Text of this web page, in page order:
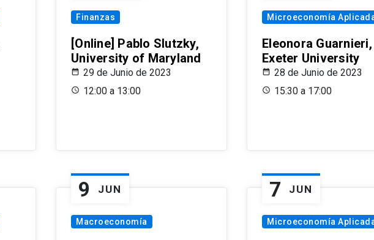
Finanzas
[Online] Pablo Slutzky,
University of Maryland
29 de Junio de 2023
12:00 a 13:00
Microeconomía
Eleonora Guarnieri,
Exeter University
28 de Junio de 2023
15:30 a 17:00
9 JUN
Macroeconomía
7 JUN
Microeconomía